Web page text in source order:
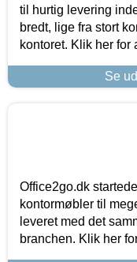
til hurtig levering
bredt, lige fra stort
kontoret. Klik her for
Se
Office2go.dk
kontormøbler til
leveret med det
branchen. Klik her